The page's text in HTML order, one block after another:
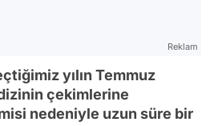
Reklam
yılın Temmuz
çekimlerine
nedeniyle uzun süre bir